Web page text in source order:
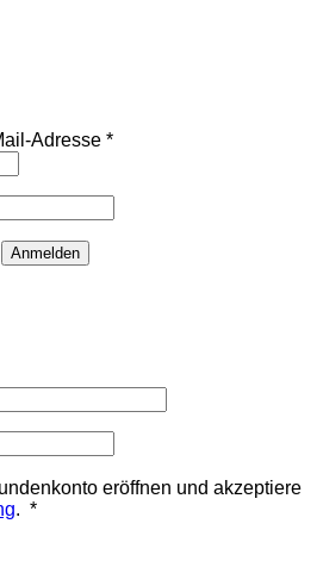
Adresse *Erforderlich
Anmelden
eröffnen und akzeptiere
. *Erforderlich